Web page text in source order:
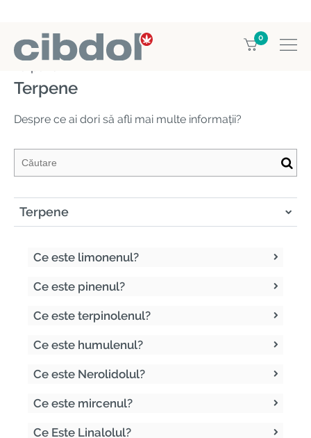
0
Home
Enciclopedia CBD
Terpene
Despre ce ai dori să afli mai multe informații?
Terpene
Ce este limonenul?
Ce este pinenul?
Ce este terpinolenul?
Ce este humulenul?
Ce este Nerolidolul?
Ce este mircenul?
Ce Este Linalolul?